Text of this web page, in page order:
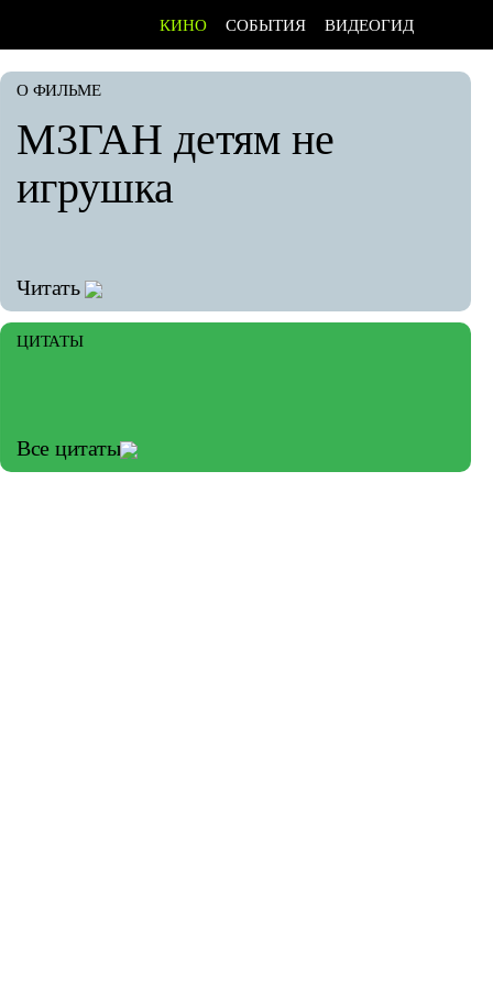
КИНО СОБЫТИЯ ВИДЕОГИД
О ФИЛЬМЕ
М3ГАН детям не
игрушка
Читать
ЦИТАТЫ
Все цитаты